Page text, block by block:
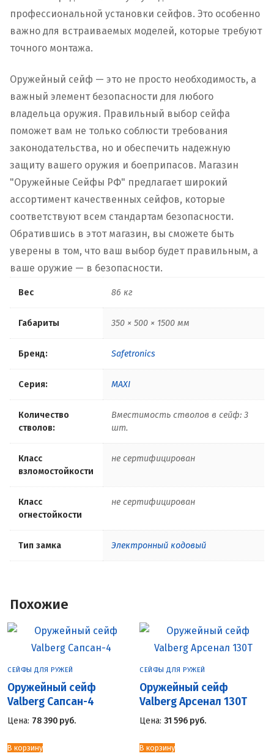
профессиональной установки сейфов. Это особенно
важно для встраиваемых моделей, которые требуют
точного монтажа.
Оружейный сейф — это не просто необходимость, а
важный элемент безопасности для любого
владельца оружия. Правильный выбор сейфа
поможет вам не только соблюсти требования
законодательства, но и обеспечить надежную
защиту вашего оружия и боеприпасов. Магазин
"Оружейные Сейфы РФ" предлагает широкий
ассортимент качественных сейфов, которые
соответствуют всем стандартам безопасности.
Обратившись в этот магазин, вы сможете быть
уверены в том, что ваш выбор будет правильным, а
ваше оружие — в безопасности.
Вес 86 кг
Габариты 350 × 500 × 1500 мм
Бренд: Safetronics
Серия: MAXI
Количество
стволов:
Вместимость стволов в сейф: 3
шт.
Класс
взломостойкости
не сертифицирован
Класс
огнестойкости
не сертифицирован
Тип замка Электронный кодовый
Похожие
СЕЙФЫ ДЛЯ РУЖЕЙ
Оружейный сейф
Valberg Сапсан-4
Цена: 78 390 руб.
В корзину
СЕЙФЫ ДЛЯ РУЖЕЙ
Оружейный сейф
Valberg Арсенал 130Т
Цена: 31 596 руб.
В корзину